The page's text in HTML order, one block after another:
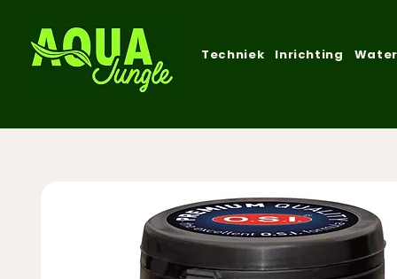
Techniek Inrichting